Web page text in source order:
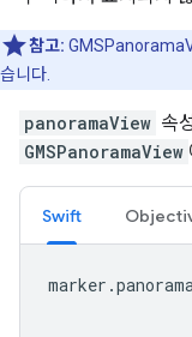
참고:
습니다.
panoramaView 속
GMSPanoramaView
Swift
marker .